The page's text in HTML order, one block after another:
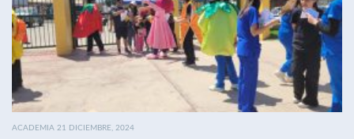
ACADEMIA 21 DICIEMBRE, 2024